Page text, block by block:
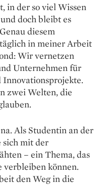
in der so viel Wissen
doch bleibt es
diesem
in meiner Arbeit
Wir vernetzen
Unternehmen für
Innovationsprojekte.
zwei Welten, die
Als Studentin an der
mit der
– ein Thema, das
verbleiben können.
den Weg in die